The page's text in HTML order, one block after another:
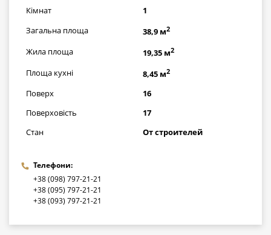
Кімнат
1
Загальна площа
38,9 м2
Жила площа 19,35 м2
Площа кухні 8,45 м2
Поверх
16
Поверховість
17
Стан
От строителей
Телефони:
+38 (098) 797-21-21
+38 (095) 797-21-21
+38 (093) 797-21-21